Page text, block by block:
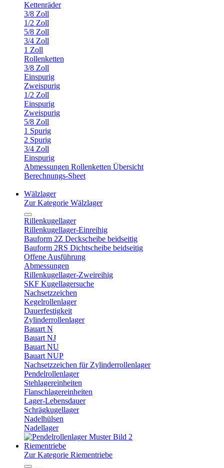
Kettenräder
3/8 Zoll
1/2 Zoll
5/8 Zoll
3/4 Zoll
1 Zoll
Rollenketten
3/8 Zoll
Einspurig
Zweispurig
1/2 Zoll
Einspurig
Zweispurig
5/8 Zoll
1 Spurig
2 Spurig
3/4 Zoll
Einspurig
Abmessungen Rollenketten Übersicht
Berechnungs-Sheet
Wälzlager
Zur Kategorie Wälzlager
Rillenkugellager
Rillenkugellager-Einreihig
Bauform 2Z Deckscheibe beidseitig
Bauform 2RS Dichtscheibe beidseitig
Offene Ausführung
Abmessungen
Rillenkugellager-Zweireihig
SKF Kugellagersuche
Nachsetzzeichen
Kegelrollenlager
Dauerfestigkeit
Zylinderrollenlager
Bauart N
Bauart NJ
Bauart NU
Bauart NUP
Nachsetzzeichen für Zylinderrollenlager
Pendelrollenlager
Stehlagereinheiten
Flanschlagereinheiten
Lager-Lebensdauer
Schrägkugellager
Nadelhülsen
Nadellager
Riementriebe
Zur Kategorie Riementriebe